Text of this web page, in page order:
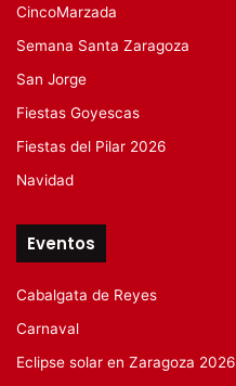
CincoMarzada
Semana Santa Zaragoza
San Jorge
Fiestas Goyescas
Fiestas del Pilar 2026
Navidad
Eventos
Cabalgata de Reyes
Carnaval
Eclipse solar en Zaragoza 2026